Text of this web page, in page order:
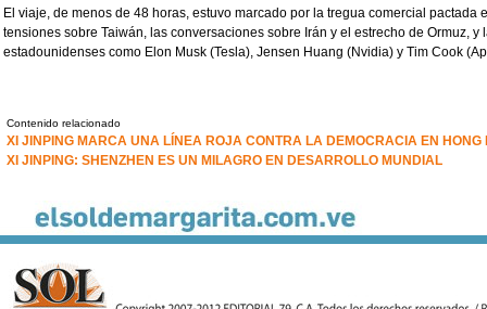
El viaje, de menos de 48 horas, estuvo marcado por la tregua comercial pactada
tensiones sobre Taiwán, las conversaciones sobre Irán y el estrecho de Ormuz,
estadounidenses como Elon Musk (Tesla), Jensen Huang (Nvidia) y Tim Cook
Contenido relacionado
XI JINPING MARCA UNA LÍNEA ROJA CONTRA LA DEMOCRACIA EN HONG
XI JINPING: SHENZHEN ES UN MILAGRO EN DESARROLLO MUNDIAL